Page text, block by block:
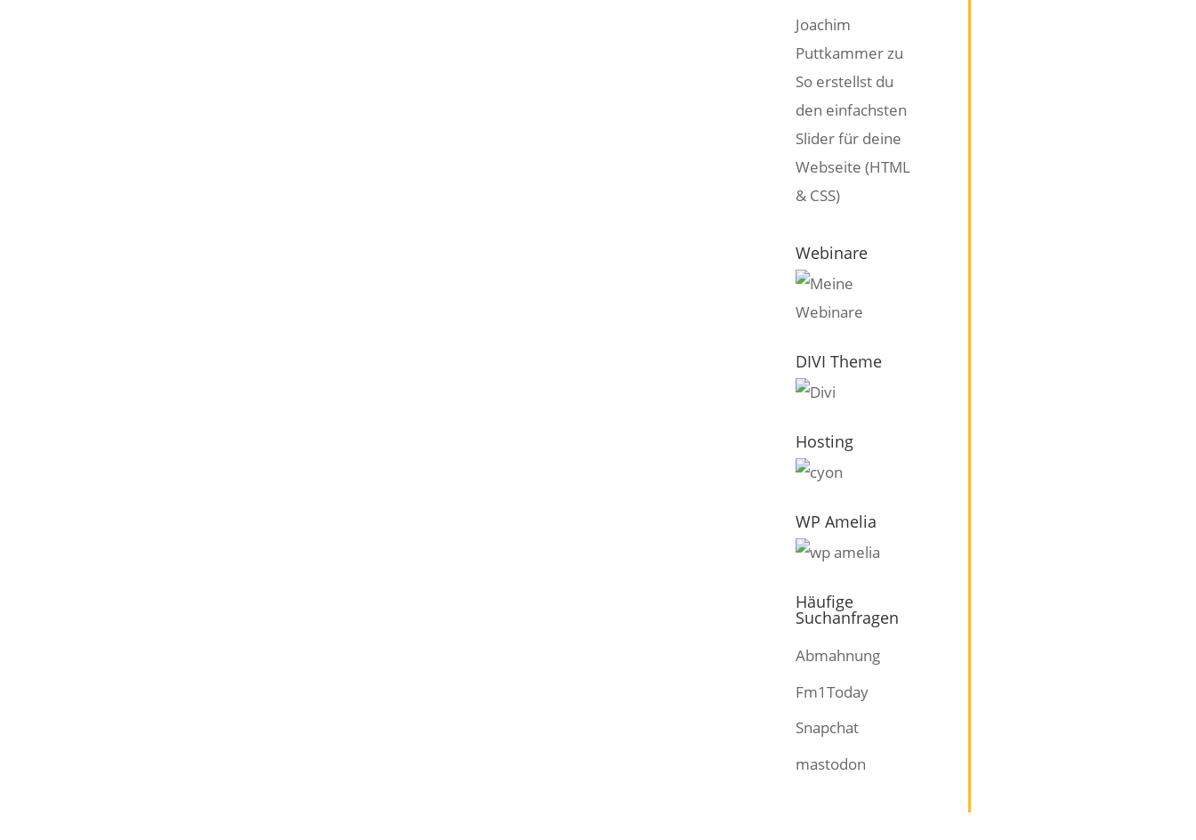
Joachim
Puttkammerzu
So erstellst du
den einfachsten
Slider für deine
Webseite (HTML
& CSS)
Webinare
DIVI Theme
Hosting
WP Amelia
Häufige
Suchanfragen
Abmahnung
Fm1Today
Snapchat
mastodon